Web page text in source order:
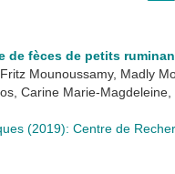
de fèces de petits
Mounoussamy, Madly
Carine Marie-Magdeleine,
(2019): Centre de